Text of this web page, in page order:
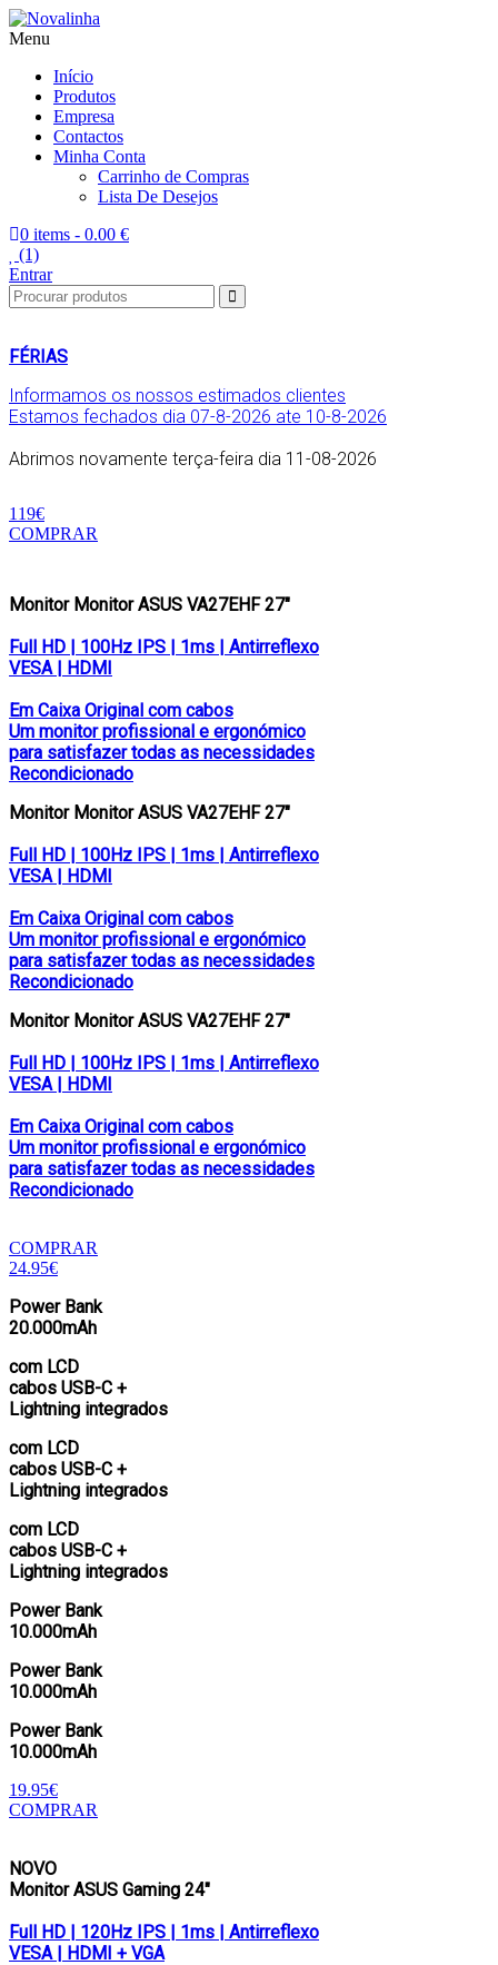
Novalinha
Informatica
Menu
Início
Produtos
Empresa
Contactos
Minha Conta
Carrinho de Compras
Lista De Desejos
0 items - 0.00 €
(1)
Entrar
FÉRIAS
Informamos os nossos estimados clientes
Estamos fechados dia 07-8-2026 ate 10-8-2026
Abrimos novamente terça-feira dia 11-08-2026
119€
COMPRAR
Monitor Monitor ASUS VA27EHF 27″
Full HD | 100Hz IPS | 1ms | Antirreflexo
VESA | HDMI
Em Caixa Original com cabos
Um monitor profissional e ergonómico
para satisfazer todas as necessidades
Recondicionado
Monitor Monitor ASUS VA27EHF 27″
Full HD | 100Hz IPS | 1ms | Antirreflexo
VESA | HDMI
Em Caixa Original com cabos
Um monitor profissional e ergonómico
para satisfazer todas as necessidades
Recondicionado
Monitor Monitor ASUS VA27EHF 27″
Full HD | 100Hz IPS | 1ms | Antirreflexo
VESA | HDMI
Em Caixa Original com cabos
Um monitor profissional e ergonómico
para satisfazer todas as necessidades
Recondicionado
COMPRAR
24.95€
Power Bank
20.000mAh
com LCD
cabos USB-C +
Lightning integrados
com LCD
cabos USB-C +
Lightning integrados
com LCD
cabos USB-C +
Lightning integrados
Power Bank
10.000mAh
Power Bank
10.000mAh
Power Bank
10.000mAh
19.95€
COMPRAR
NOVO
Monitor ASUS Gaming 24″
Full HD | 120Hz IPS | 1ms | Antirreflexo
VESA | HDMI + VGA